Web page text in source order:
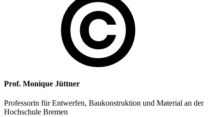
Prof. Monique Jüttner
Professorin für Entwerfen, Baukonstruktion und Material an der
Hochschule Bremen